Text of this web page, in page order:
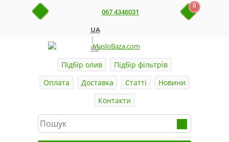
UA
|
RU
067 4346031
0
Підбір олив
Підбір фільтрів
Оплата
Доставка Статті
Новини
Контакти